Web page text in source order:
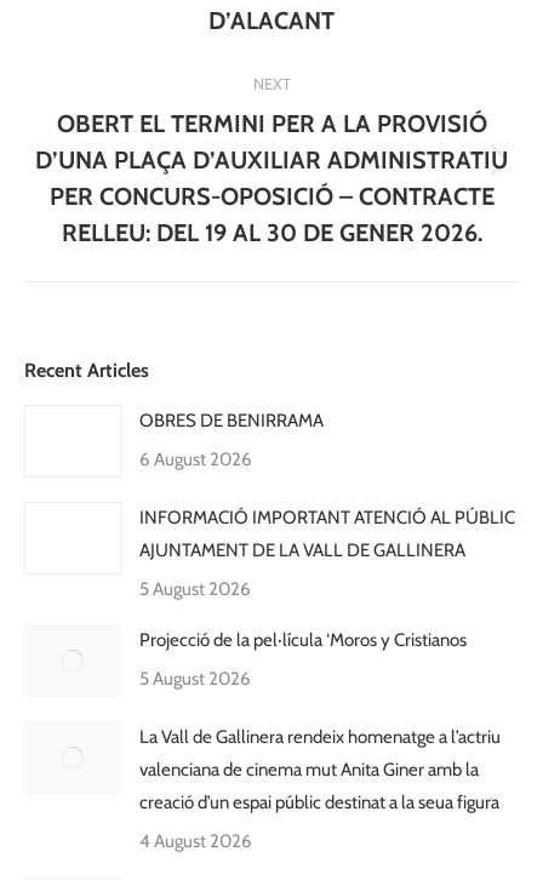
D’ALACANT
NEXT
Next
post:
OBERT EL TERMINI PER A LA PROVISIÓ
D’UNA PLAÇA D’AUXILIAR ADMINISTRATIU
PER CONCURS-OPOSICIÓ – CONTRACTE
RELLEU: DEL 19 AL 30 DE GENER 2026.
Recent Articles
OBRES DE BENIRRAMA
6 August 2026
INFORMACIÓ IMPORTANT ATENCIÓ AL PÚBLIC
AJUNTAMENT DE LA VALL DE GALLINERA
5 August 2026
Projecció de la pel·lícula ‘Moros y Cristianos
5 August 2026
La Vall de Gallinera rendeix homenatge a l’actriu
valenciana de cinema mut Anita Giner amb la
creació d’un espai públic destinat a la seua figura
4 August 2026